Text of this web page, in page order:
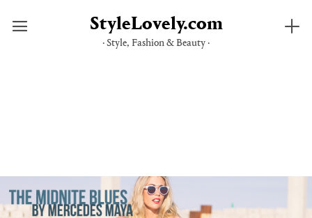
StyleLovely.com
· Style, Fashion & Beauty ·